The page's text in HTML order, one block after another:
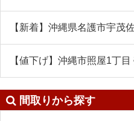
【新着】沖縄県名護市宇茂
【値下げ】沖縄市照屋1丁
間取りから探す